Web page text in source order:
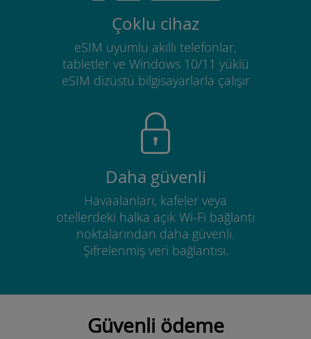
Çoklu cihaz
eSIM uyumlu akıllı telefonlar,
tabletler ve Windows 10/11 yüklü
eSIM dizüstü bilgisayarlarla çalışır
Daha güvenli
Havaalanları, kafeler veya
otellerdeki halka açık Wi-Fi bağlantı
noktalarından daha güvenli.
Şifrelenmiş veri bağlantısı.
Güvenli ödeme